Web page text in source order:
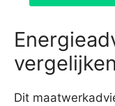
vergelijken
Dit